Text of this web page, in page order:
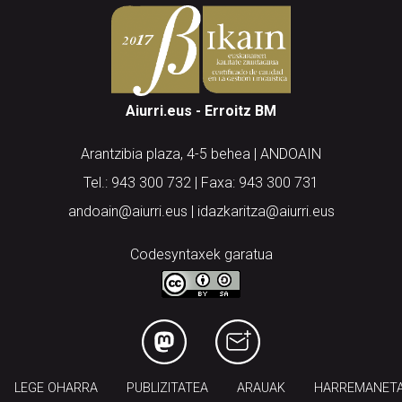
Aiurri.eus - Erroitz BM
Arantzibia plaza, 4-5 behea | ANDOAIN
Tel.: 943 300 732 | Faxa: 943 300 731
andoain@aiurri.eus | idazkaritza@aiurri.eus
Codesyntaxek garatua
LEGE OHARRA PUBLIZITATEA ARAUAK